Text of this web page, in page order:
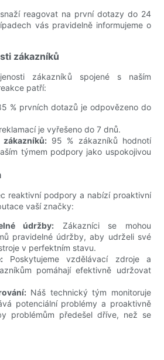
reagovat na první dotazy do 24
vás pravidelně informujeme o
zákazníků
zákazníků spojené s naším
patří:
% prvních dotazů je odpovězeno do
je vyřešeno do 7 dnů.
95 % zákazníků hodnotí
týmem podpory jako uspokojivou
reaktivní podpory a nabízí proaktivní
vaší značky:
údržby: Zákazníci se mohou
pravidelné údržby, aby udrželi své
v perfektním stavu.
Poskytujeme vzdělávací zdroje a
pomáhají efektivně udržovat
Náš technický tým monitoruje
potenciální problémy a proaktivně
problémům předešel dříve, než se